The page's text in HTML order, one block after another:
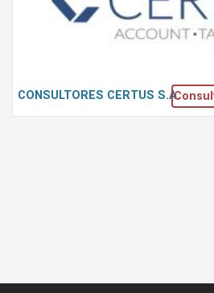
CONSULTORES CERTUS S.A.